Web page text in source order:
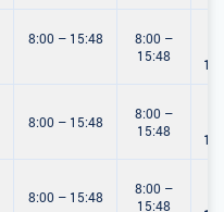
8:00 – 15:48
8:00 –
15:48
8:00 – 15:48
8:00 –
15:48
8:00 – 15:48
8:00 –
15:48